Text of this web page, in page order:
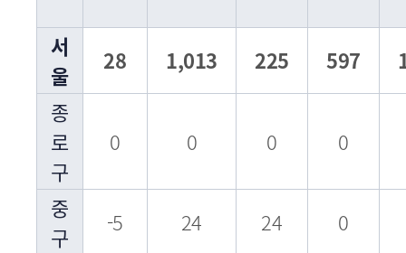
서
울
28 1,013 225 597
종
로
구
0 0 0 0
중
구
-5 24 24
0